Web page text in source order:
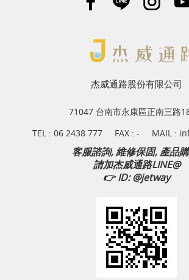
杰威通路股份有限公司
71047 台南市永康區正南三路
TEL : 06 2438 777 FAX : - MAIL :
客服諮詢, 維修保固, 產品
請加杰威通路LINE@
👉ID: @jetway